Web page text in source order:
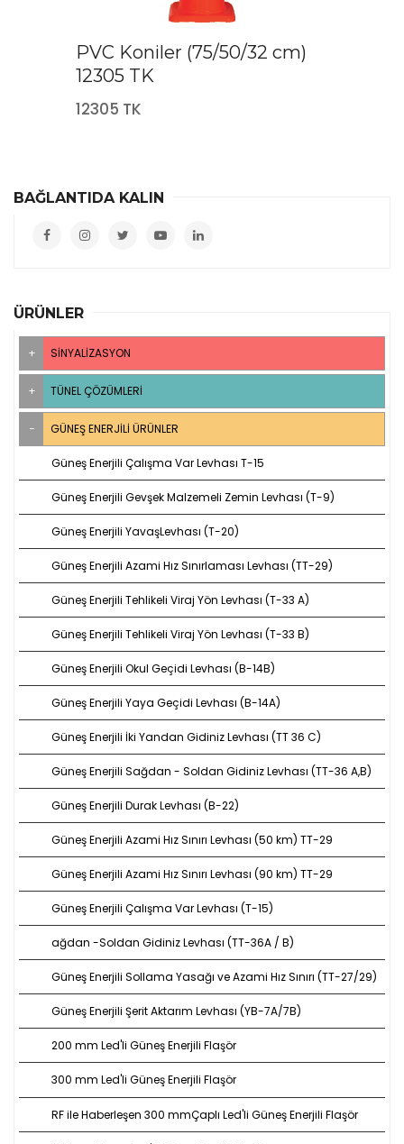
PVC Koniler (75/50/32 cm)
12305 TK
12305 TK
BAĞLANTIDA KALIN
ÜRÜNLER
SINYALIZASYON
TÜNEL ÇÖZÜMLERI
GÜNEŞ ENERJILI ÜRÜNLER
Güneş Enerjili Çalışma Var Levhası T-15
Güneş Enerjili Gevşek Malzemeli Zemin Levhası (T-9)
Güneş Enerjili YavaşLevhası (T-20)
Güneş Enerjili Azami Hız Sınırlaması Levhası (TT-29)
Güneş Enerjili Tehlikeli Viraj Yön Levhası (T-33 A)
Güneş Enerjili Tehlikeli Viraj Yön Levhası (T-33 B)
Güneş Enerjili Okul Geçidi Levhası (B-14B)
Güneş Enerjili Yaya Geçidi Levhası (B-14A)
Güneş Enerjili İki Yandan Gidiniz Levhası (TT 36 C)
Güneş Enerjili Sağdan - Soldan Gidiniz Levhası (TT-36 A,B)
Güneş Enerjili Durak Levhası (B-22)
Güneş Enerjili Azami Hız Sınırı Levhası (50 km) TT-29
Güneş Enerjili Azami Hız Sınırı Levhası (90 km) TT-29
Güneş Enerjili Çalışma Var Levhası (T-15)
ağdan -Soldan Gidiniz Levhası (TT-36A / B)
Güneş Enerjili Sollama Yasağı ve Azami Hız Sınırı (TT-27/29)
Güneş Enerjili Şerit Aktarım Levhası (YB-7A/7B)
200 mm Led'li Güneş Enerjili Flaşör
300 mm Led'li Güneş Enerjili Flaşör
RF ile Haberleşen 300 mmÇaplı Led'li Güneş Enerjili Flaşör